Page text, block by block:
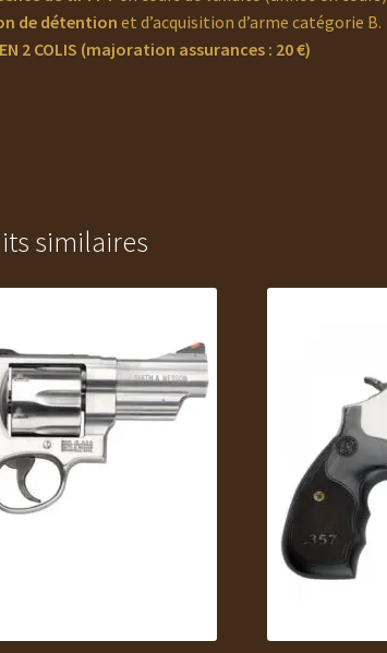
de détention et d’acquisition d’arme catégorie B.
EN 2 COLIS (majoration assurances : 20 €)
similaires